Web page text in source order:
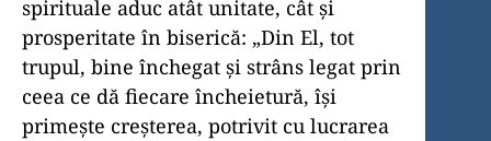
spirituale aduc atât unitate, cât şi
prosperitate în biserică: „Din El, tot
trupul, bine închegat şi strâns legat prin
ceea ce dă fiecare încheietură, îşi
primeşte creşterea, potrivit cu lucrarea